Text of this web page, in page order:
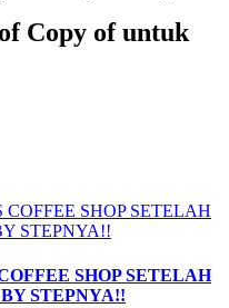
Copy of untuk
SHOP SETELAH
STEPNYA!!